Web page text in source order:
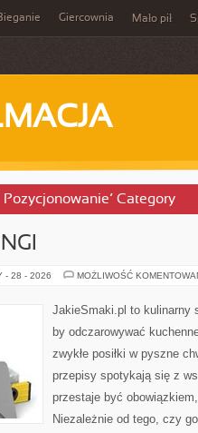
Giercownia Mało pił
Category
- 28 - 2026 MOŻLIWOŚĆ
JakieSmaki.pl to kulinarny
by odczarowywać
zwykłe posiłki w pyszne
przepisy spotykają się z
przestaje być
Niezależnie od tego, czy